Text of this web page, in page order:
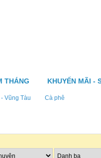
THÁNG KHUYẾN MÃI -
Vũng Tàu Cà phê